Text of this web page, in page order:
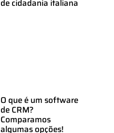
de cidadania italiana
O que é um software
de CRM?
Comparamos
algumas opções!